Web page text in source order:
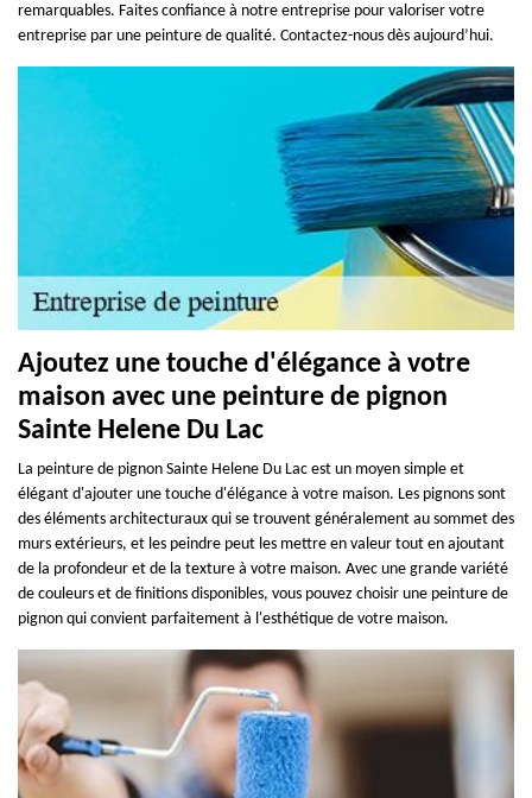
remarquables. Faites confiance à notre entreprise pour valoriser votre
entreprise par une peinture de qualité. Contactez-nous dès aujourd’hui.
Ajoutez une touche d'élégance à votre
maison avec une peinture de pignon
Sainte Helene Du Lac
La peinture de pignon Sainte Helene Du Lac est un moyen simple et
élégant d'ajouter une touche d'élégance à votre maison. Les pignons sont
des éléments architecturaux qui se trouvent généralement au sommet des
murs extérieurs, et les peindre peut les mettre en valeur tout en ajoutant
de la profondeur et de la texture à votre maison. Avec une grande variété
de couleurs et de finitions disponibles, vous pouvez choisir une peinture de
pignon qui convient parfaitement à l'esthétique de votre maison.